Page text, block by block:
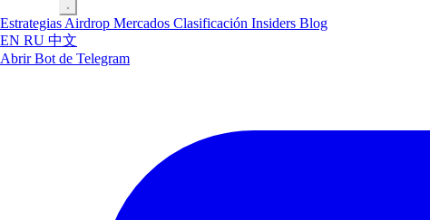
Estrategias Airdrop Mercados Clasificación Insiders Blog
EN RU 中文
Abrir Bot de Telegram